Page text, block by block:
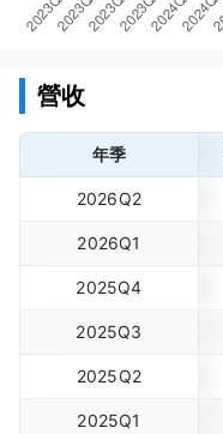
營收
年季
2026Q2
2026Q1
2025Q4
2025Q3
2025Q2
2025Q1